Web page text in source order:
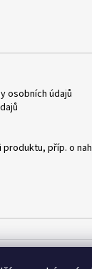
osobních údajů
příp. o